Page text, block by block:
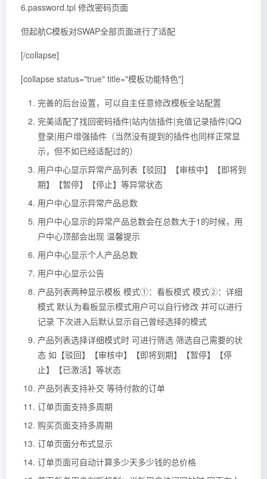
6.password.tpl 修改密码页面
但起航C模板对SWAP全部页面进行了适配
[/collapse]
[collapse status="true" title="模板功能特色"]
完善的后台设置，可以自主任意修改模板全站配置
完美适配了找回密码插件|站内信插件|充值记录插件|QQ
登录|用户增强插件（当然没有提到的插件也同样正常显
示，但不如已经适配过的）
用户中心显示异常产品列表【驳回】【审核中】【即将到
期】【暂停】【停止】等异常状态
用户中心显示异常产品总数
用户中心显示的异常产品总数会在总数大于1的时候，用
户中心顶部会出现 温馨提示
用户中心显示个人产品总数
用户中心显示公告
产品列表两种显示模板 模式①：看板模式 模式②：详细
模式 默认为看板显示模式用户可以自行修改 并可以进行
记录 下次进入后默认显示自己曾经选择的模式
产品列表选择详细模式时 可进行筛选 筛选自己需要的状
态 如【驳回】【审核中】【即将到期】【暂停】【停
止】【已激活】等状态
产品列表支持补交 等待付款的订单
订单页面支持多周期
购买页面支持多周期
订单页面分布式显示
订单页面可自动计算多少天多少钱的总价格